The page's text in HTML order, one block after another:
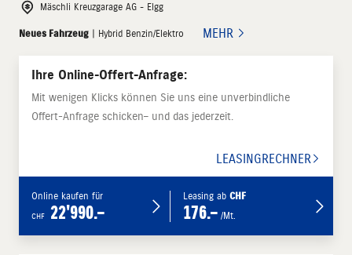
Mäschli Kreuzgarage AG - Elgg
Neues Fahrzeug | Hybrid Benzin/Elektro MEHR
Ihre Online-Offert-Anfrage:
Mit wenigen Klicks können Sie uns eine unverbindliche
Offert-Anfrage schicken– und das jederzeit.
LEASINGRECHNER
Online kaufen für
CHF 22'990.–
Leasing ab CHF
176.– /Mt.